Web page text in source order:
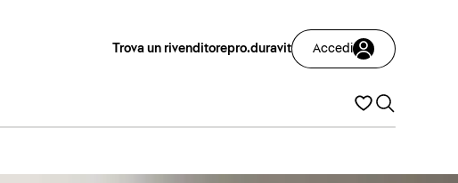
Trova un rivenditorepro.duravit Accedi